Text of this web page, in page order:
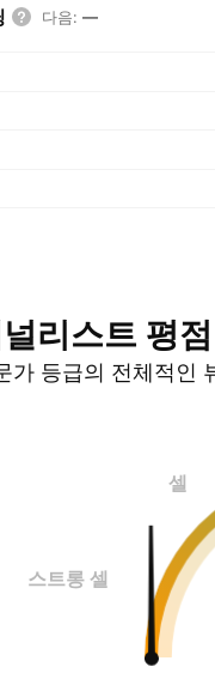
다음: —
리스트 평점
가 등급의 전체적인
셀
스트롱 셀